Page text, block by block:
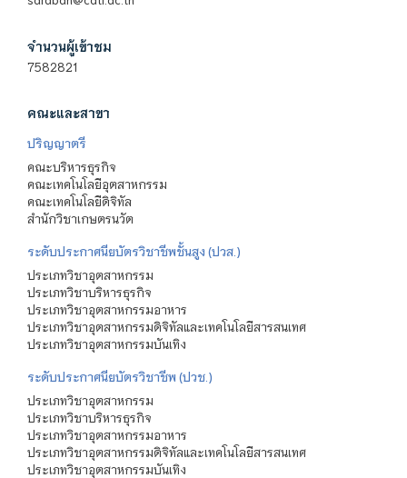
จำนวนผู้เข้าชม
7582821
คณะและสาขา
ปริญญาตรี
คณะบริหารธุรกิจ
คณะเทคโนโลยีอุตสาหกรรม
คณะเทคโนโลยีดิจิทัล
สำนักวิชาเกษตรนวัต
ระดับประกาศนียบัตรวิชาชีพชั้นสูง (ปวส.)
ประเภทวิชาอุตสาหกรรม
ประเภทวิชาบริหารธุรกิจ
ประเภทวิชาอุตสาหกรรมอาหาร
ประเภทวิชาอุตสาหกรรมดิจิทัลและเทคโนโลยีสารสนเทศ
ประเภทวิชาอุตสาหกรรมบันเทิง
ระดับประกาศนียบัตรวิชาชีพ (ปวช.)
ประเภทวิชาอุตสาหกรรม
ประเภทวิชาบริหารธุรกิจ
ประเภทวิชาอุตสาหกรรมอาหาร
ประเภทวิชาอุตสาหกรรมดิจิทัลและเทคโนโลยีสารสนเทศ
ประเภทวิชาอุตสาหกรรมบันเทิง